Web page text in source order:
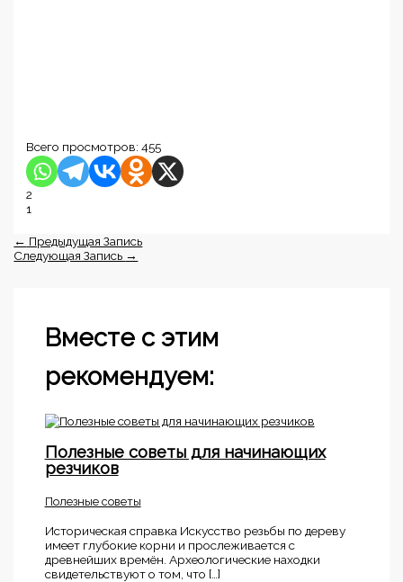
Всего просмотров: 455
2
1
← Предыдущая Запись
Следующая Запись →
Вместе с этим
рекомендуем:
Полезные советы для начинающих
резчиков
Полезные советы
Историческая справка Искусство резьбы по дереву
имеет глубокие корни и прослеживается с
древнейших времён. Археологические находки
свидетельствуют о том, что […]